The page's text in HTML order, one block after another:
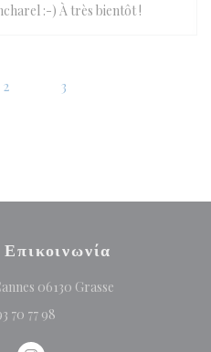
:-) À très bientôt !
2 3
06130 Grasse((ανοίγει σε νέο
70 77 98